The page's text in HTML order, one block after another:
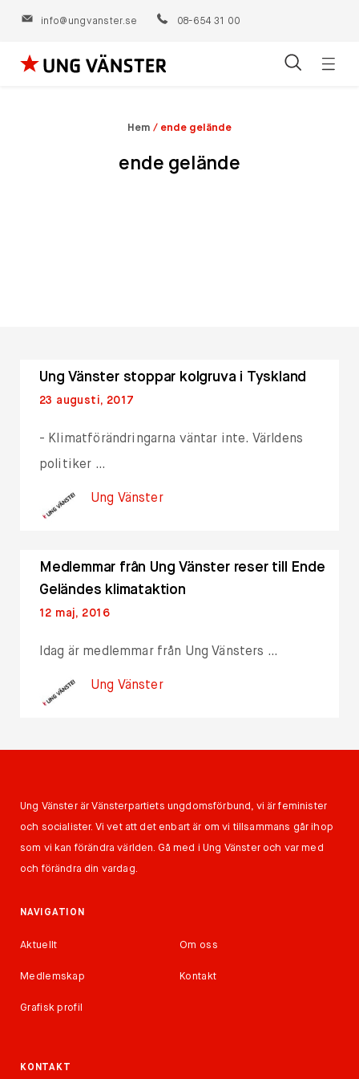
info@ungvanster.se 08-654 31 00
Hoppa
Hem / ende gelände
ende gelände
Ung Vänster stoppar kolgruva i Tyskland
23 augusti, 2017
- Klimatförändringarna väntar inte. Världens
politiker …
Ung Vänster
Medlemmar från Ung Vänster reser till Ende
Geländes klimataktion
12 maj, 2016
Idag är medlemmar från Ung Vänsters …
Ung Vänster
Ung Vänster är Vänsterpartiets ungdomsförbund, vi är feminister
och socialister. Vi vet att det enbart är om vi tillsammans går ihop
som vi kan förändra världen. Gå med i Ung Vänster och var med
och förändra din vardag.
NAVIGATION
Aktuellt Om oss
Medlemskap Kontakt
Grafisk profil
KONTAKT